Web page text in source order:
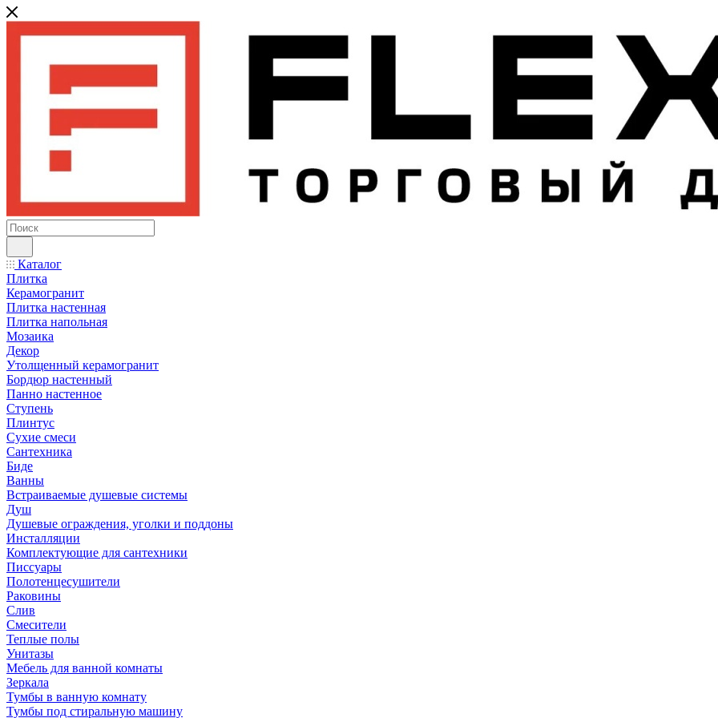
Каталог
Плитка
Керамогранит
Плитка настенная
Плитка напольная
Мозаика
Декор
Утолщенный керамогранит
Бордюр настенный
Панно настенное
Ступень
Плинтус
Сухие смеси
Сантехника
Биде
Ванны
Встраиваемые душевые системы
Душ
Душевые ограждения, уголки и поддоны
Инсталляции
Комплектующие для сантехники
Писсуары
Полотенцесушители
Раковины
Слив
Смесители
Теплые полы
Унитазы
Мебель для ванной комнаты
Зеркала
Тумбы в ванную комнату
Тумбы под стиральную машину